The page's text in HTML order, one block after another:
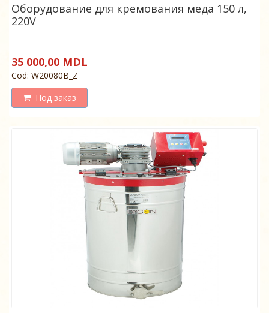
Оборудование для кремования меда 150 л,
220V
35 000,00 MDL
Cod: W20080B_Z
Под заказ